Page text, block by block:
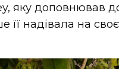
яку доповнював
її надівала на